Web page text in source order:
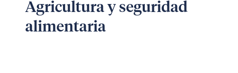
Agricultura y seguridad
alimentaria